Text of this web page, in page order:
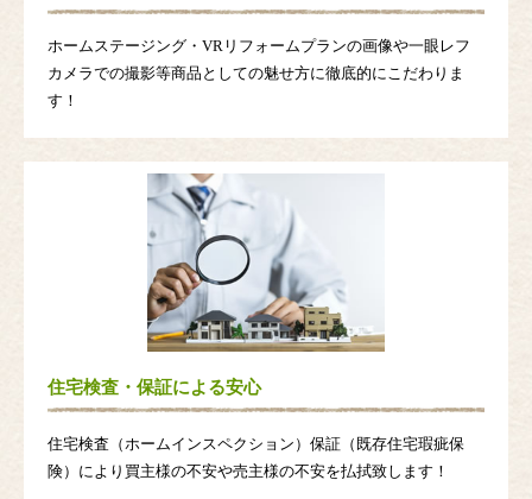
ホームステージング・VRリフォームプランの画像や一眼レフ
カメラでの撮影等商品としての魅せ方に徹底的にこだわりま
す！
住宅検査・保証による安心
住宅検査（ホームインスペクション）保証（既存住宅瑕疵保
険）により買主様の不安や売主様の不安を払拭致します！